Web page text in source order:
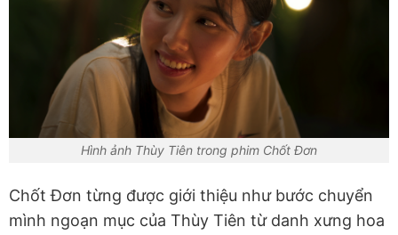
Hình ảnh Thùy Tiên trong phim Chốt Đơn
Chốt Đơn từng được giới thiệu như bước chuyển
mình ngoạn mục của Thùy Tiên từ danh xưng hoa